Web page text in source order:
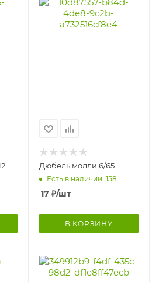
Дюбель молли 6/65
Есть в наличии: 158
17₽/шт
В КОРЗИНУ